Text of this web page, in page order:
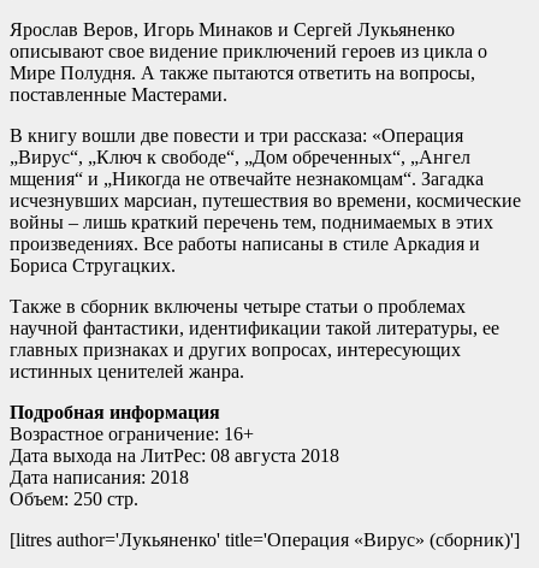
Ярослав Веров, Игорь Минаков и Сергей Лукьяненко
описывают свое видение приключений героев из цикла о
Мире Полудня. А также пытаются ответить на вопросы,
поставленные Мастерами.
В книгу вошли две повести и три рассказа: «Операция
„Вирус“, „Ключ к свободе“, „Дом обреченных“, „Ангел
мщения“ и „Никогда не отвечайте незнакомцам“. Загадка
исчезнувших марсиан, путешествия во времени, космические
войны – лишь краткий перечень тем, поднимаемых в этих
произведениях. Все работы написаны в стиле Аркадия и
Бориса Стругацких.
Также в сборник включены четыре статьи о проблемах
научной фантастики, идентификации такой литературы, ее
главных признаках и других вопросах, интересующих
истинных ценителей жанра.
Подробная информация
Возрастное ограничение: 16+
Дата выхода на ЛитРес: 08 августа 2018
Дата написания: 2018
Объем: 250 стр.
[litres author='Лукьяненко' title='Операция «Вирус» (сборник)']